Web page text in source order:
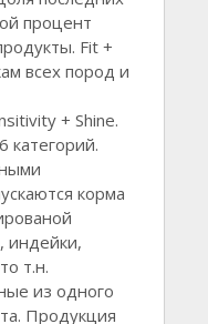
процент
Fit +
всех пород и
+ Shine.
категорий.
корма
индейки,
т.н.
из одного
Продукция